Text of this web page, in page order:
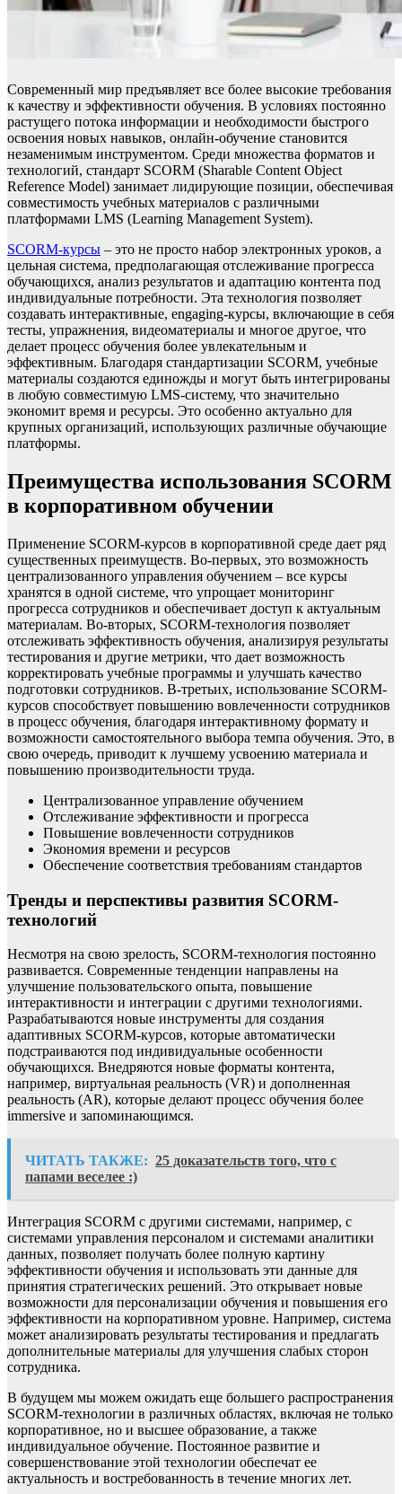
Современный мир предъявляет все более высокие требования
к качеству и эффективности обучения. В условиях постоянно
растущего потока информации и необходимости быстрого
освоения новых навыков, онлайн-обучение становится
незаменимым инструментом. Среди множества форматов и
технологий, стандарт SCORM (Sharable Content Object
Reference Model) занимает лидирующие позиции, обеспечивая
совместимость учебных материалов с различными
платформами LMS (Learning Management System).
SCORM-курсы – это не просто набор электронных уроков, а
цельная система, предполагающая отслеживание прогресса
обучающихся, анализ результатов и адаптацию контента под
индивидуальные потребности. Эта технология позволяет
создавать интерактивные, engaging-курсы, включающие в себя
тесты, упражнения, видеоматериалы и многое другое, что
делает процесс обучения более увлекательным и
эффективным. Благодаря стандартизации SCORM, учебные
материалы создаются единожды и могут быть интегрированы
в любую совместимую LMS-систему, что значительно
экономит время и ресурсы. Это особенно актуально для
крупных организаций, использующих различные обучающие
платформы.
Преимущества использования SCORM
в корпоративном обучении
Применение SCORM-курсов в корпоративной среде дает ряд
существенных преимуществ. Во-первых, это возможность
централизованного управления обучением – все курсы
хранятся в одной системе, что упрощает мониторинг
прогресса сотрудников и обеспечивает доступ к актуальным
материалам. Во-вторых, SCORM-технология позволяет
отслеживать эффективность обучения, анализируя результаты
тестирования и другие метрики, что дает возможность
корректировать учебные программы и улучшать качество
подготовки сотрудников. В-третьих, использование SCORM-
курсов способствует повышению вовлеченности сотрудников
в процесс обучения, благодаря интерактивному формату и
возможности самостоятельного выбора темпа обучения. Это, в
свою очередь, приводит к лучшему усвоению материала и
повышению производительности труда.
Централизованное управление обучением
Отслеживание эффективности и прогресса
Повышение вовлеченности сотрудников
Экономия времени и ресурсов
Обеспечение соответствия требованиям стандартов
Тренды и перспективы развития SCORM-
технологий
Несмотря на свою зрелость, SCORM-технология постоянно
развивается. Современные тенденции направлены на
улучшение пользовательского опыта, повышение
интерактивности и интеграции с другими технологиями.
Разрабатываются новые инструменты для создания
адаптивных SCORM-курсов, которые автоматически
подстраиваются под индивидуальные особенности
обучающихся. Внедряются новые форматы контента,
например, виртуальная реальность (VR) и дополненная
реальность (AR), которые делают процесс обучения более
immersive и запоминающимся.
ЧИТАТЬ ТАКЖЕ: 25 доказательств того, что с
папами веселее :)
Интеграция SCORM с другими системами, например, с
системами управления персоналом и системами аналитики
данных, позволяет получать более полную картину
эффективности обучения и использовать эти данные для
принятия стратегических решений. Это открывает новые
возможности для персонализации обучения и повышения его
эффективности на корпоративном уровне. Например, система
может анализировать результаты тестирования и предлагать
дополнительные материалы для улучшения слабых сторон
сотрудника.
В будущем мы можем ожидать еще большего распространения
SCORM-технологии в различных областях, включая не только
корпоративное, но и высшее образование, а также
индивидуальное обучение. Постоянное развитие и
совершенствование этой технологии обеспечат ее
актуальность и востребованность в течение многих лет.